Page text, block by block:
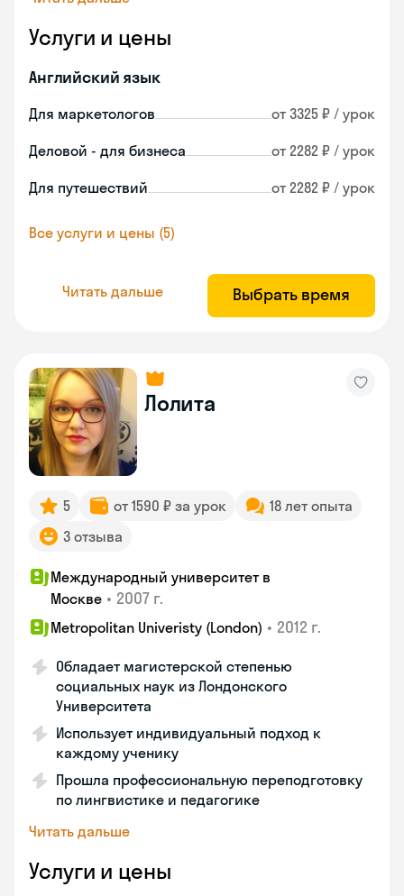
Услуги и цены
Английский язык
Для маркетологов от 3325 ₽ / урок
Деловой - для бизнеса от 2282 ₽ / урок
Для путешествий от 2282 ₽ / урок
Все услуги и цены (5)
Читать дальше Выбрать время
Лолита
5 от 1590 ₽ за урок
18 лет опыта
3 отзыва
Международный университет в
Москве • 2007 г.
Metropolitan Univeristy (London) • 2012 г.
Обладает магистерской степенью
социальных наук из Лондонского
Университета
Использует индивидуальный подход к
каждому ученику
Прошла профессиональную переподготовку
по лингвистике и педагогике
Читать дальше
Услуги и цены